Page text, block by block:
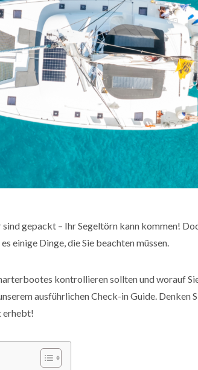
gepackt – Ihr Segeltörn kann kommen!
einige Dinge, die Sie beachten müssen.
kontrollieren sollten und worauf
ausführlichen Check-in Guide. Denken
erhebt!